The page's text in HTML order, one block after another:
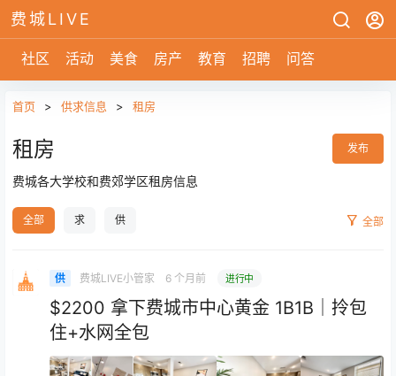
费城LIVE
社区 活动 美食 房产 教育 招聘 问答
首页 > 供求信息 > 租房
租房 发布
费城各大学校和费郊学区租房信息
全部 求 供 全部
供 费城LIVE小管家 6 个月前 进行中
$2200 拿下费城市中心黄金 1B1B｜拎包
住+水网全包